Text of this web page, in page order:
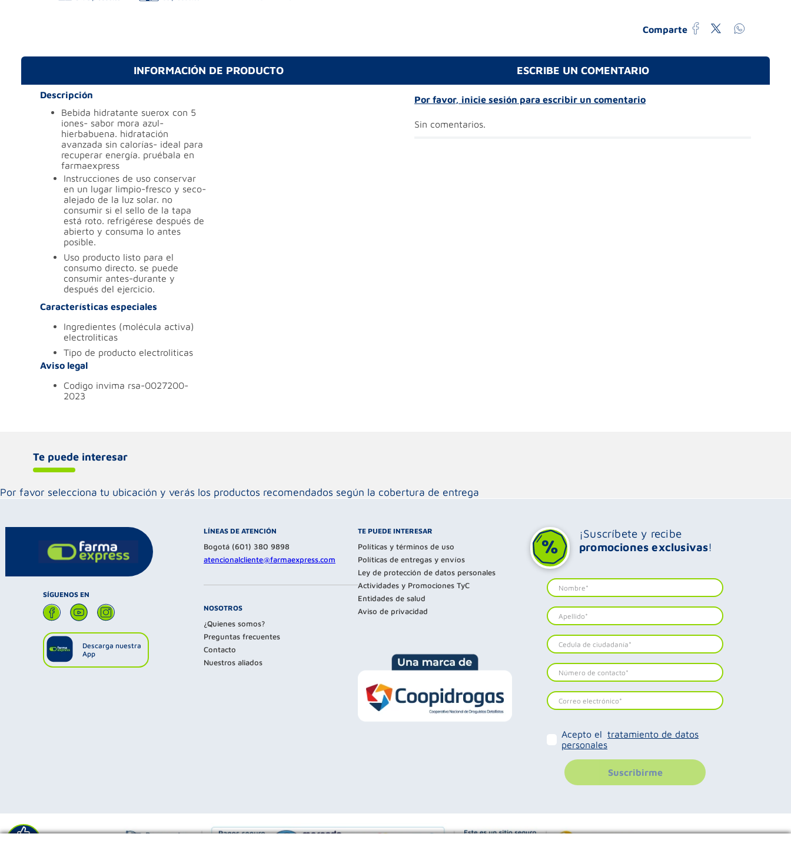
Comparte
INFORMACIÓN DE PRODUCTO
Descripción
bebida hidratante suerox con 5
iones- sabor mora azul-
hierbabuena. hidratación
avanzada sin calorías- ideal para
recuperar energía. pruébala en
farmaexpress
instrucciones de uso conservar
en un lugar limpio-fresco y seco-
alejado de la luz solar. no
consumir si el sello de la tapa
está roto. refrigérese después de
abierto y consuma lo antes
posible.
uso producto listo para el
consumo directo. se puede
consumir antes-durante y
después del ejercicio.
Características especiales
ingredientes (molécula activa)
electroliticas
tipo de producto electroliticas
Aviso legal
codigo invima rsa-0027200-
2023
ESCRIBE UN COMENTARIO
Por favor, inicie sesión para escribir un comentario
Sin comentarios.
Te puede interesar
Por favor selecciona tu ubicación y verás los productos recomendados según la cobertura de entrega
SÍGUENOS EN
Descarga nuestra
App
LÍNEAS DE ATENCIÓN
Bogotá (601) 380 9898
atencionalcliente@farmaexpress.com
NOSOTROS
¿Quienes somos?
Preguntas frecuentes
Contacto
Nuestros aliados
TE PUEDE INTERESAR
Políticas y términos de uso
Políticas de entregas y envíos
Ley de protección de datos personales
Actividades y Promociones TyC
Entidades de salud
Aviso de privacidad
¡Suscríbete y recibe
promociones exclusivas!
Acepto el tratamiento de datos
personales
Suscribirme